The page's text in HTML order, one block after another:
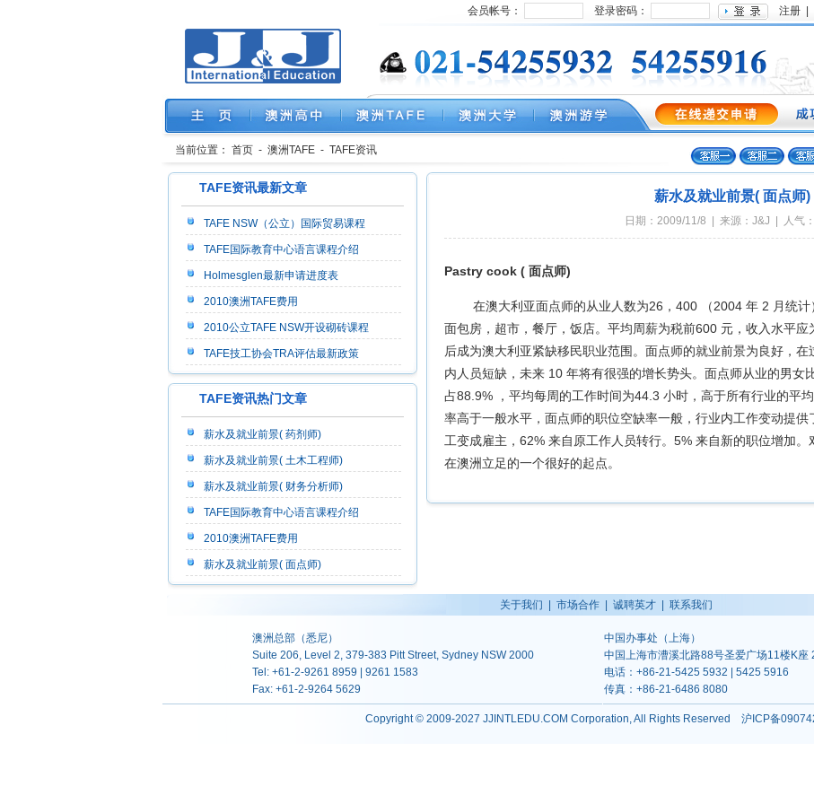
会员帐号： 登录密码： 注册
当前位置： 首页 - 澳洲TAFE - TAFE资讯
TAFE资讯最新文章
TAFE NSW（公立）国际贸易课程
TAFE国际教育中心语言课程介绍
Holmesglen最新申请进度表
2010澳洲TAFE费用
2010公立TAFE NSW开设砌砖课程
TAFE技工协会TRA评估最新政策
TAFE资讯热门文章
薪水及就业前景( 药剂师)
薪水及就业前景( 土木工程师)
薪水及就业前景( 财务分析师)
TAFE国际教育中心语言课程介绍
2010澳洲TAFE费用
薪水及就业前景( 面点师)
薪水及就业前景( 面点师)
日期：2009/11/8 | 来源：J&J | 人气
Pastry cook ( 面点师)
在澳大利亚面点师的从业人数为26，400 （2004 年 2 月统计
面包房，超市，餐厅，饭店。平均周薪为税前600 元，收入水平
后成为澳大利亚紧缺移民职业范围。面点师的就业前景为良好，
内人员短缺，未来 10 年将有很强的增长势头。面点师从业的男女
占88.9% ，平均每周的工作时间为44.3 小时，高于所有行业的平
率高于一般水平，面点师的职位空缺率一般，行业内工作变动提
工变成雇主，62% 来自原工作人员转行。5% 来自新的职位增加
在澳洲立足的一个很好的起点。
关于我们 市场合作| 诚聘英才| 联系我们
澳洲总部（悉尼）
Suite 206, Level 2, 379-383 Pitt Street, Sydney NSW 2000
Tel: +61-2-9261 8959 | 9261 1583
Fax: +61-2-9264 5629
中国办事处（上海）
中国上海市漕溪北路88号圣爱广场11楼K座
电话：+86-21-5425 5932 | 5425 5916
传真：+86-21-6486 8080
Copyright © 2009-2027 JJINTLEDU.COM Corporation, All Rights Reserved 沪ICP备